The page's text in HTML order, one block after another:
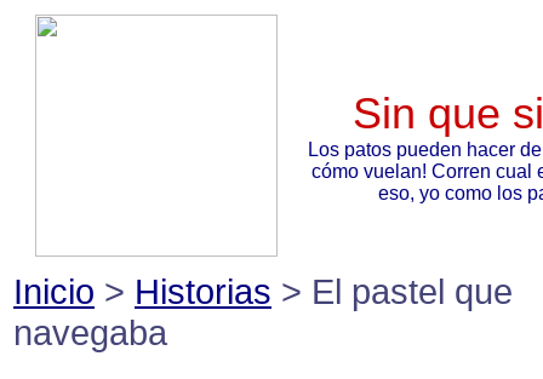
Sin que
Los patos pueden hacer
cómo vuelan! Corren cual
eso, yo como los
Inicio > Historias > El pastel que
navegaba